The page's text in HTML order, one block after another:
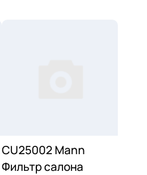
CU25002 Mann
Фильтр салона